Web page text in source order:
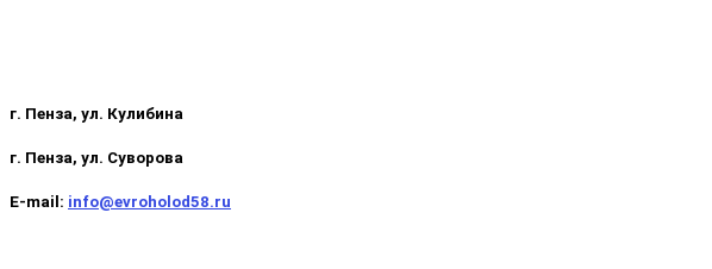
г. Пенза, ул. Кулибина
г. Пенза, ул. Суворова
E-mail: info@evroholod58.ru